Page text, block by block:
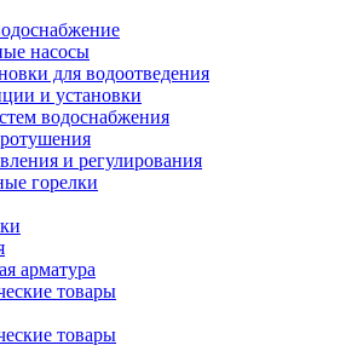
насосы
для водоотведения
и установки
водоснабжения
и регулирования
горелки
арматура
товары
товары